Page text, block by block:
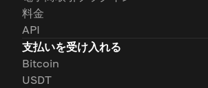
料金
API
支払いを受け入れる
Bitcoin
USDT